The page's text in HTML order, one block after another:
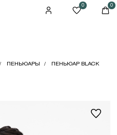
0 0
ПЕНЬЮАРЫ
ПЕНЬЮАР BLACK